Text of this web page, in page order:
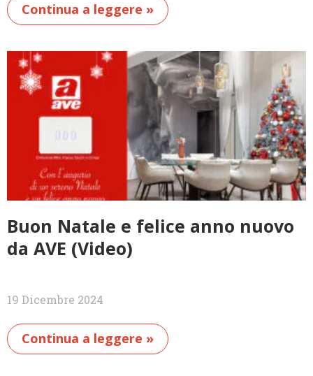
Continua a leggere »
Buon Natale e felice anno nuovo
da AVE (Video)
19 Dicembre 2024
Continua a leggere »